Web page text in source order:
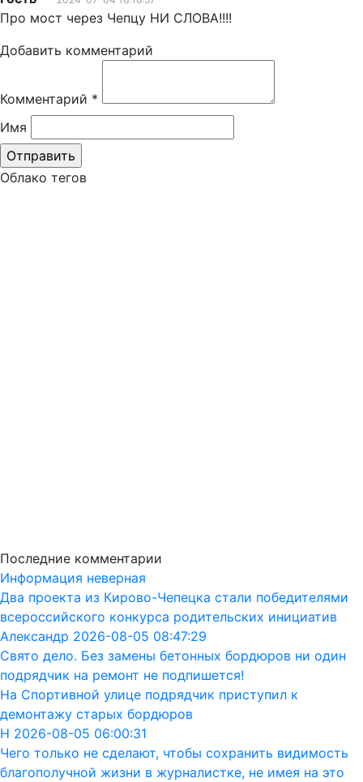
Про мост через Чепцу НИ СЛОВА!!!!
Добавить комментарий
Комментарий *
Имя
Облако тегов
Последние комментарии
Информация неверная
Два проекта из Кирово-Чепецка стали победителями
всероссийского конкурса родительских инициатив
Александр 2026-08-05 08:47:29
Свято дело. Без замены бетонных бордюров ни один
подрядчик на ремонт не подпишется!
На Спортивной улице подрядчик приступил к
демонтажу старых бордюров
Н 2026-08-05 06:00:31
Чего только не сделают, чтобы сохранить видимость
благополучной жизни в журналистке, не имея на это